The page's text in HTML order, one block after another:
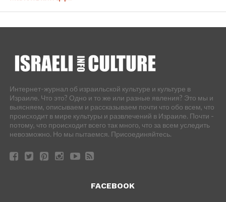
Интернет-журнал об израильской культуре и культуре в
Израиле. Что это? Одно и то же или разные явления? Это мы и
выясняем, описываем и рассказываем почти что обо всем, что
происходит в мире культуры и развлечений в Израиле. Почти -
потому, что происходит всего так много, что за всем уследить
невозможно. Но мы пытаемся. Присоединяйтесь.
FACEBOOK